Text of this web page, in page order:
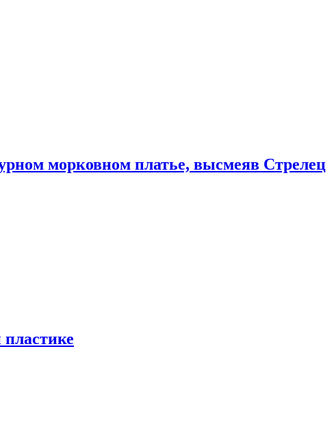
морковном платье, высмеяв Стрелец